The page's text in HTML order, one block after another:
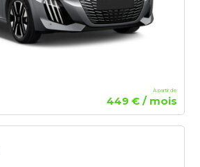
À partir de
449 € / mois